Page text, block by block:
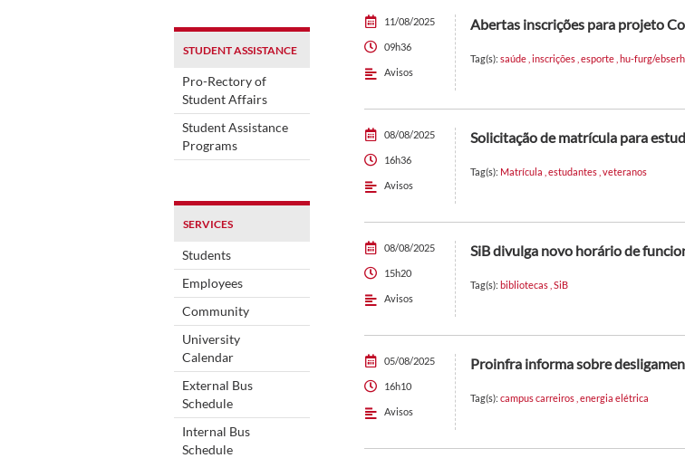
STUDENT ASSISTANCE
Pro-Rectory of
Student Affairs
Student Assistance
Programs
SERVICES
Students
Employees
Community
University
Calendar
External Bus
Schedule
Internal Bus
Schedule
11/08/2025
09h36
Avisos
Abertas inscrições para projeto
Tag(s): saúde inscrições esporte hu-furg/ebserh
08/08/2025
16h36
Avisos
Solicitação de matrícula para
Tag(s): Matrícula estudantes veteranos
08/08/2025
15h20
Avisos
SiB divulga novo horário de
Tag(s): bibliotecas SiB
05/08/2025
16h10
Avisos
Proinfra informa sobre
Tag(s): campus carreiros energia elétrica